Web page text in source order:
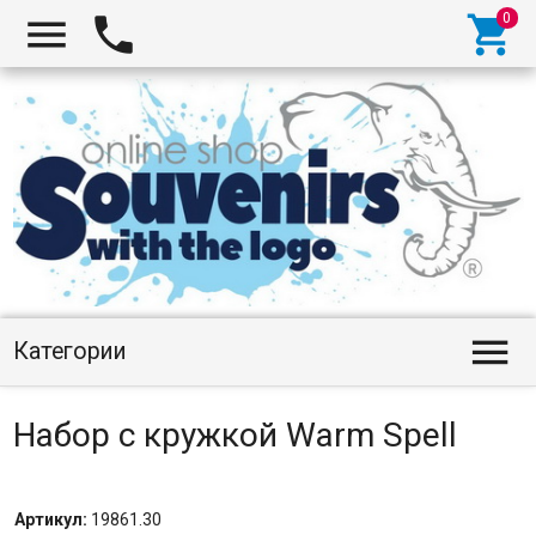
  
Категории 
Набор с кружкой Warm Spell
Артикул: 19861.30